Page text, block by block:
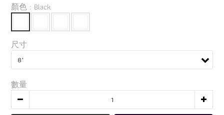
顏色 : Black
尺寸
數量